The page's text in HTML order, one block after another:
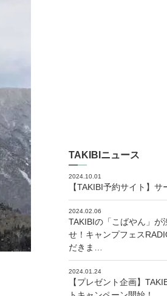
TAKIBIニュース
2024.10.01
【TAKIBI予約サイト】
2024.02.06
TAKIBIの「こばやん」が
せ！キャンプフェス
だきま…
2024.01.24
【プレゼント企画】